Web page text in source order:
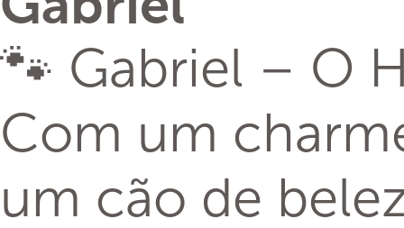
🐾 Gabriel – O
Com um
um cão de